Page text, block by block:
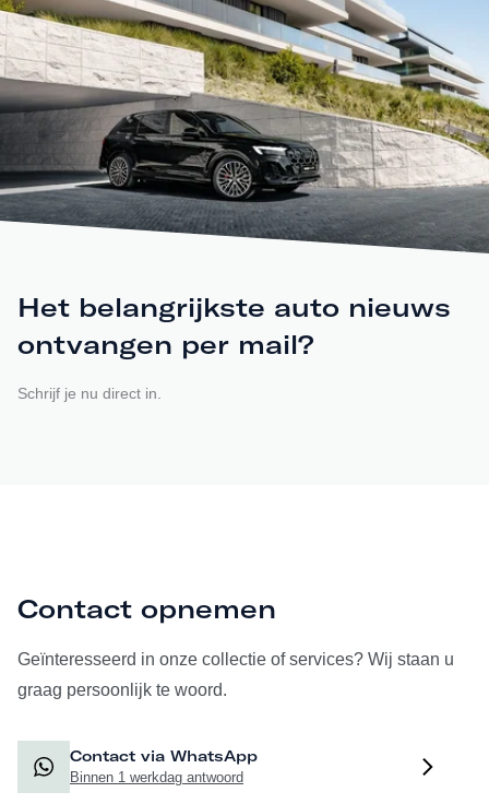
Het belangrijkste auto nieuws
ontvangen per mail?
Schrijf je nu direct in.
Contact opnemen
Geïnteresseerd in onze collectie of services? Wij staan u
graag persoonlijk te woord.
Contact via WhatsApp
Binnen 1 werkdag antwoord